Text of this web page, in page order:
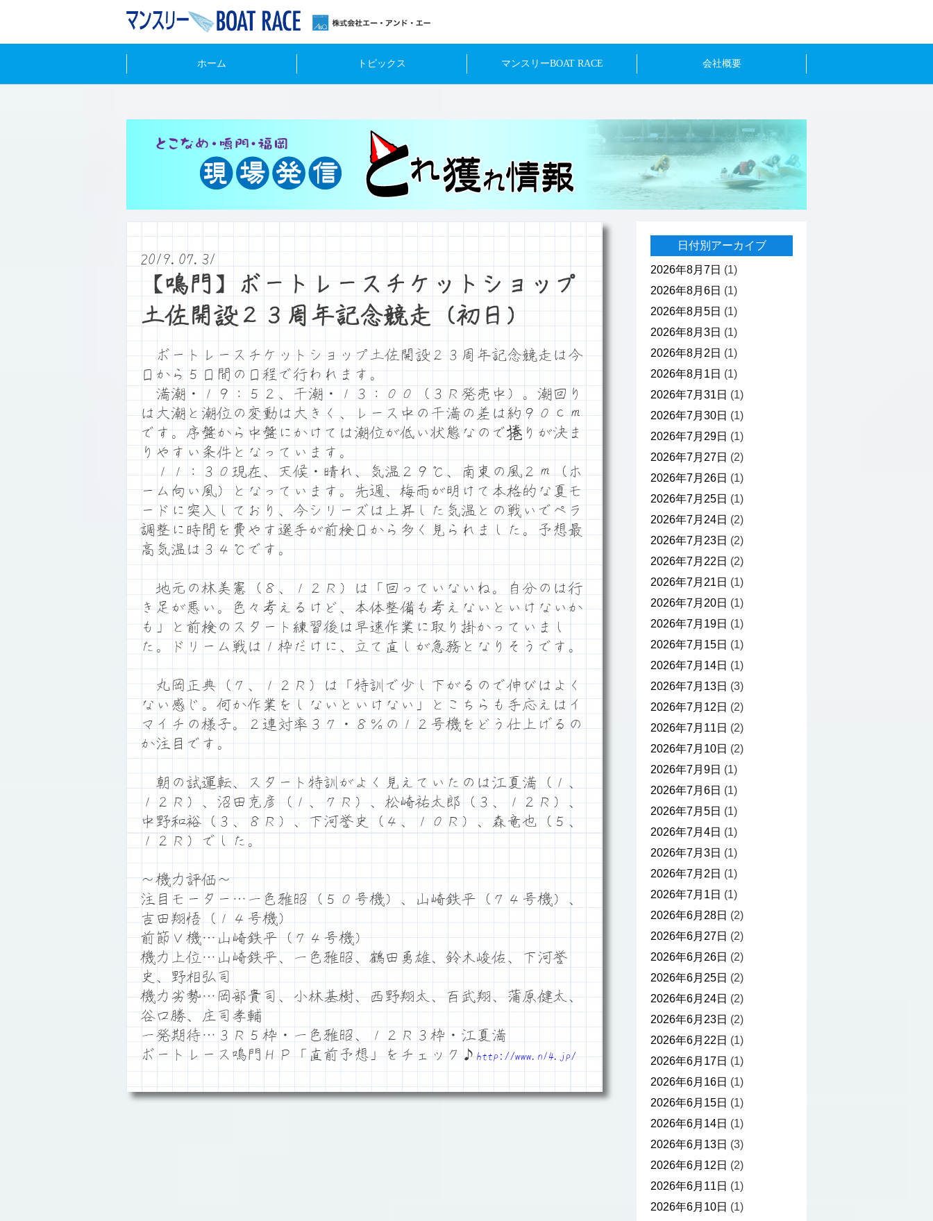
ホーム トピックス マンスリーBOAT RACE 会社概要
2019.07.31
【鳴門】ボートレースチケットショップ
土佐開設２３周年記念競走（初日）
ボートレースチケットショップ土佐開設２３周年記念競走は今
日から５日間の日程で行われます。
満潮・１９：５２、干潮・１３：００（３Ｒ発売中）。潮回り
は大潮と潮位の変動は大きく、レース中の干満の差は約９０ｃｍ
です。序盤から中盤にかけては潮位が低い状態なので捲りが決ま
りやすい条件となっています。
１１：３０現在、天候・晴れ、気温２９℃、南東の風２ｍ（ホ
ーム向い風）となっています。先週、梅雨が明けて本格的な夏モ
ードに突入しており、今シリーズは上昇した気温との戦いでペラ
調整に時間を費やす選手が前検日から多く見られました。予想最
高気温は３４℃です。
地元の林美憲（８、１２Ｒ）は「回っていないね。自分のは行
き足が悪い。色々考えるけど、本体整備も考えないといけないか
も」と前検のスタート練習後は早速作業に取り掛かっていまし
た。ドリーム戦は１枠だけに、立て直しが急務となりそうです。
丸岡正典（７、１２Ｒ）は「特訓で少し下がるので伸びはよく
ない感じ。何か作業をしないといけない」とこちらも手応えはイ
マイチの様子。２連対率３７・８％の１２号機をどう仕上げるの
か注目です。
朝の試運転、スタート特訓がよく見えていたのは江夏満（１、
１２Ｒ）、沼田克彦（１、７Ｒ）、松崎祐太郎（３、１２Ｒ）、
中野和裕（３、８Ｒ）、下河誉史（４、１０Ｒ）、森竜也（５、
１２Ｒ）でした。
～機力評価～
注目モーター…一色雅昭（５０号機）、山崎鉄平（７４号機）、
吉田翔悟（１４号機）
前節Ｖ機…山崎鉄平（７４号機）
機力上位…山崎鉄平、一色雅昭、鶴田勇雄、鈴木峻佑、下河誉
史、野相弘司
機力劣勢…岡部貴司、小林基樹、西野翔太、百武翔、蒲原健太、
谷口勝、庄司孝輔
一発期待…３Ｒ５枠・一色雅昭、１２Ｒ３枠・江夏満
ボートレース鳴門ＨＰ「直前予想」をチェック♪ http://www.n14.jp/
日付別アーカイブ
2026年8月7日 (1)
2026年8月6日 (1)
2026年8月5日 (1)
2026年8月3日 (1)
2026年8月2日 (1)
2026年8月1日 (1)
2026年7月31日 (1)
2026年7月30日 (1)
2026年7月29日 (1)
2026年7月27日 (2)
2026年7月26日 (1)
2026年7月25日 (1)
2026年7月24日 (2)
2026年7月23日 (2)
2026年7月22日 (2)
2026年7月21日 (1)
2026年7月20日 (1)
2026年7月19日 (1)
2026年7月15日 (1)
2026年7月14日 (1)
2026年7月13日 (3)
2026年7月12日 (2)
2026年7月11日 (2)
2026年7月10日 (2)
2026年7月9日 (1)
2026年7月6日 (1)
2026年7月5日 (1)
2026年7月4日 (1)
2026年7月3日 (1)
2026年7月2日 (1)
2026年7月1日 (1)
2026年6月28日 (2)
2026年6月27日 (2)
2026年6月26日 (2)
2026年6月25日 (2)
2026年6月24日 (2)
2026年6月23日 (2)
2026年6月22日 (1)
2026年6月17日 (1)
2026年6月16日 (1)
2026年6月15日 (1)
2026年6月14日 (1)
2026年6月13日 (3)
2026年6月12日 (2)
2026年6月11日 (1)
2026年6月10日 (1)